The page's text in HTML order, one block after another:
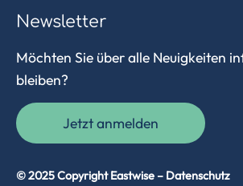
Newsletter
Möchten Sie über alle Neuigkeiten
bleiben?
Jetzt anmelden
© 2025 Copyright Eastwise – Datenschutz